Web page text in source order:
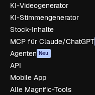
KI-Videogenerator
KI-Stimmengenerator
Stock-Inhalte
MCP für Claude/ChatGPT
Agenten Neu
API
Mobile App
Alle Magnific-Tools